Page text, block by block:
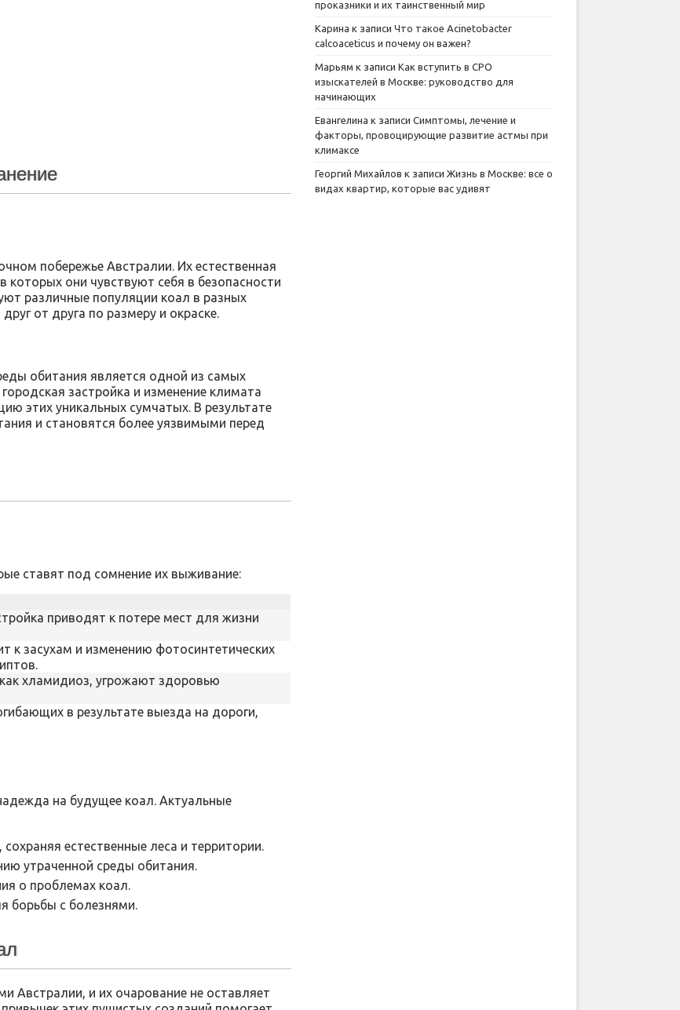
побережье Австралии. Их естественная
которых они чувствуют себя в безопасности
различные популяции коал в разных
от друга по размеру и окраске.
обитания является одной из самых
застройка и изменение климата
этих уникальных сумчатых. В результате
и становятся более уязвимыми перед
ставят под сомнение их выживание:
приводят к потере мест для жизни
к засухам и изменению фотосинтетических
хламидиоз, угрожают здоровью
в результате выезда на дороги,
на будущее коал. Актуальные
естественные леса и территории.
утраченной среды обитания.
о проблемах коал.
борьбы с болезнями.
и их очарование не оставляет
проказники и их таинственный мир
Карина к записи Что такое Acinetobacter
calcoaceticus и почему он важен?
Марьям к записи Как вступить в СРО
изыскателей в Москве: руководство для
начинающих
Евангелина к записи Симптомы, лечение и
факторы, провоцирующие развитие астмы при
климаксе
Георгий Михайлов к записи Жизнь в Москве: все о
видах квартир, которые вас удивят